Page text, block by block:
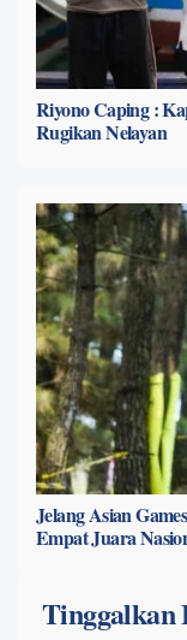
Riyono Caping :
Rugikan Nelayan
Jelang Asian
Empat Juara
Tinggalkan